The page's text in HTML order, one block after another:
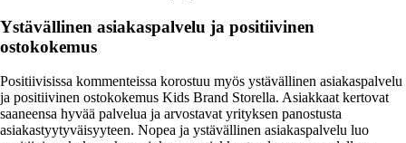
Ystävällinen asiakaspalvelu ja positiivinen
ostokokemus
Positiivisissa kommenteissa korostuu myös ystävällinen asiakaspalvelu
ja positiivinen ostokokemus Kids Brand Storella. Asiakkaat kertovat
saaneensa hyvää palvelua ja arvostavat yrityksen panostusta
asiakastyytyväisyyteen. Nopea ja ystävällinen asiakaspalvelu luo